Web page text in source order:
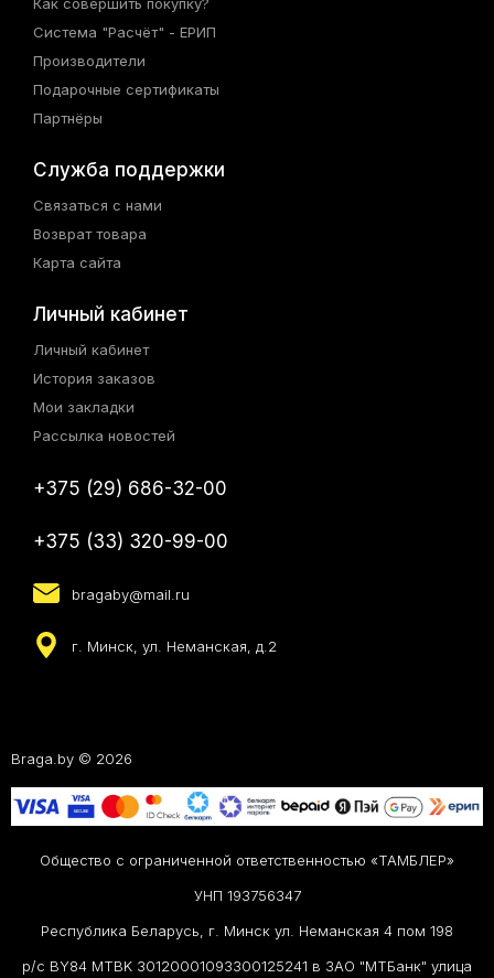
Система "Расчёт" - ЕРИП
Производители
Подарочные сертификаты
Партнёры
Служба поддержки
Связаться с нами
Возврат товара
Карта сайта
Личный кабинет
Личный кабинет
История заказов
Мои закладки
Рассылка новостей
+375 (29) 686-32-00
+375 (33) 320-99-00
bragaby@mail.ru
г. Минск, ул. Неманская, д.2
Braga.by © 2026
Общество с ограниченной ответственностью «ТАМБЛЕР»
УНП 193756347
Республика Беларусь, г. Минск ул. Неманская 4 пом 198
р/с BY84 MTBK 30120001093300125241 в ЗАО "МТБанк" улица